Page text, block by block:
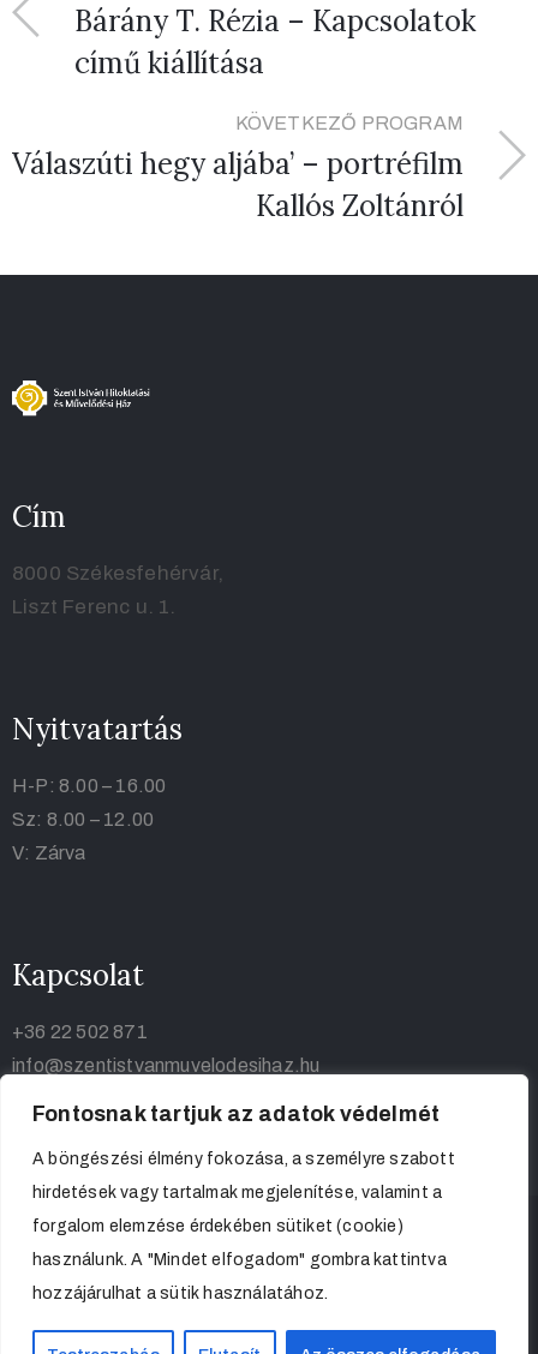
Fontosnak tartjuk az adatok védelmét
A böngészési élmény fokozása, a személyre szabott
hirdetések vagy tartalmak megjelenítése, valamint a
forgalom elemzése érdekében sütiket (cookie)
használunk. A "Mindet elfogadom" gombra kattintva
hozzájárulhat a sütik használatához.
Bárány T. Rézia – Kapcsolatok
című kiállítása
KÖVETKEZŐ PROGRAM
Válaszúti hegy aljába’ – portréfilm
Kallós Zoltánról
Cím
8000 Székesfehérvár,
Liszt Ferenc u. 1.
Nyitvatartás
H-P: 8.00 – 16.00
Sz: 8.00 – 12.00
V: Zárva
Kapcsolat
+36 22 502 871
info@szentistvanmuvelodesihaz.hu
Szent István Művelődési Haz 2023. ©